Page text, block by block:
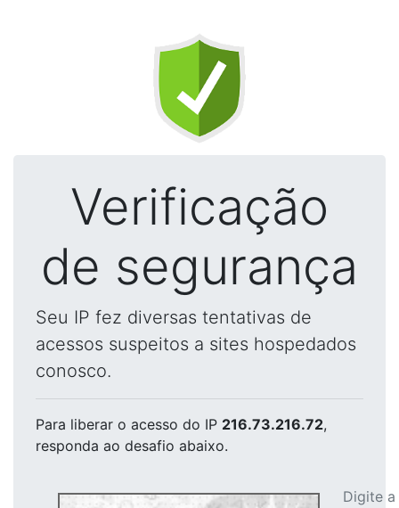
Verificação
de segurança
Seu IP fez diversas tentativas de
acessos suspeitos a sites hospedados
conosco.
Para liberar o acesso do IP 216.73.216.72,
responda ao desafio abaixo.
Digite